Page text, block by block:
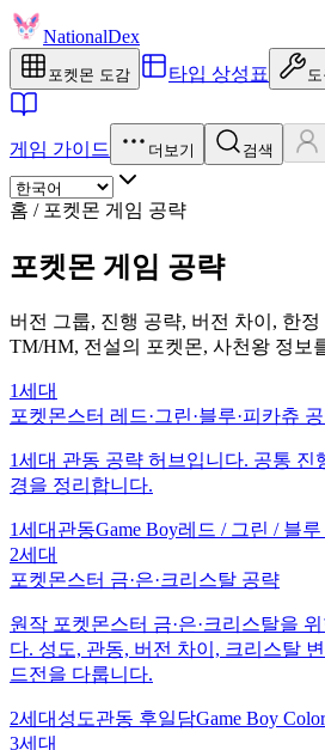
NationalDex
포켓몬 도감 타입 상성표
게임 가이드 더보기 검색
홈 / 포켓몬 게임 공략
포켓몬 게임 공략
버전 그룹, 진행 공략, 버전 차이, 한
TM/HM, 전설의 포켓몬, 사천왕 정보
1세대
포켓몬스터 레드·그린·블루·피카츄
1세대 관동 공략 허브입니다. 공통 진
경을 정리합니다.
1세대 관동Game Boy레드 / 그린 / 블
2세대
포켓몬스터 금·은·크리스탈 공략
원작 포켓몬스터 금·은·크리스탈을
다. 성도, 관동, 버전 차이, 크리스탈
드전을 다룹니다.
2세대 성도관동 후일담Game Boy Color
3세대